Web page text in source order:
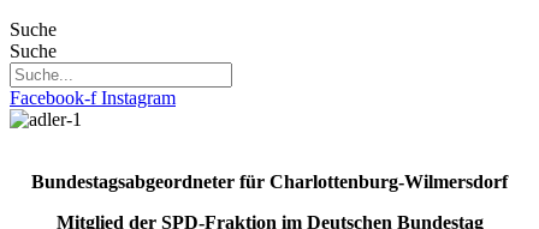
Suche
Suche
Facebook-f Instagram
Bundestagsabgeordneter für Charlottenburg-Wilmersdorf
Mitglied der SPD-Fraktion im Deutschen Bundestag